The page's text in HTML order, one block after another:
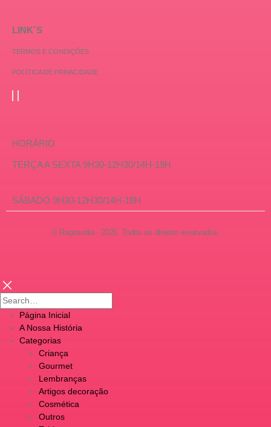
LINK´S
TERMOS E CONDIÇÕES
POLÍTICA DE PRIVACIDADE
HORÁRIO
TERÇA A SEXTA 9H30-12H30/14H-19H
SÁBADO 9H30-12H30/14H-18H
© Raposodia - 2025. Todos os direitos reservados.
Página Inicial
A Nossa História
Categorias
Criança
Gourmet
Lembranças
Artigos decoração
Cosmética
Outros